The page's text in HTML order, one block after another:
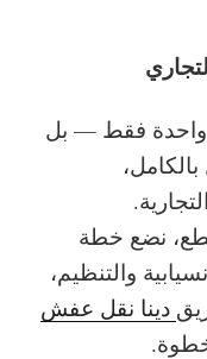
واحدة فقط — بل
نضع خطة
والتنظيم،
دينا نقل عفش